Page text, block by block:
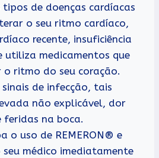
de doenças cardíacas
o seu ritmo cardíaco,
recente, insuficiência
utiliza medicamentos que
ritmo do seu coração.
de infecção, tais
não explicável, dor
feridas na boca.
o uso de REMERON® e
médico imediatamente